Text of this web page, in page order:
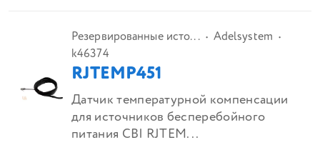
Резервированные исто...
Adelsystem
k46374
RJTEMP451
Датчик температурной компенсации
для источников бесперебойного
питания CBI RJTEM...